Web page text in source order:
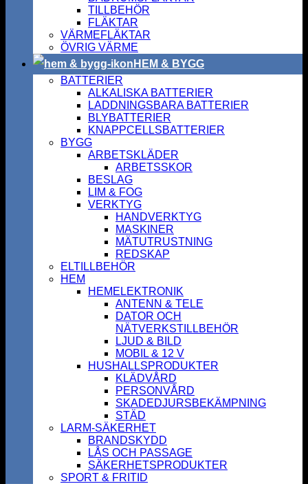
TILLBEHÖR
FLÄKTAR
VÄRMEFLÄKTAR
ÖVRIG VÄRME
HEM & BYGG
BATTERIER
ALKALISKA BATTERIER
LADDNINGSBARA BATTERIER
BLYBATTERIER
KNAPPCELLSBATTERIER
BYGG
ARBETSKLÄDER
ARBETSSKOR
BESLAG
LIM & FOG
VERKTYG
HANDVERKTYG
MASKINER
MÄTUTRUSTNING
REDSKAP
ELTILLBEHÖR
HEM
HEMELEKTRONIK
ANTENN & TELE
DATOR OCH
NÄTVERKSTILLBEHÖR
LJUD & BILD
MOBIL & 12 V
HUSHALLSPRODUKTER
KLÄDVÅRD
PERSONVÅRD
SKADEDJURSBEKÄMPNING
STÄD
LARM-SÄKERHET
BRANDSKYDD
LÅS OCH PASSAGE
SÄKERHETSPRODUKTER
SPORT & FRITID